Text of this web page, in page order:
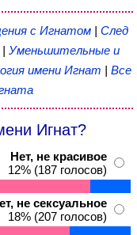
с Игнатом | След
| Уменьшительные и
имени Игнат | Все
Игнат?
Нет, не красивое
12% (187 голосов)
не сексуальное
18% (207 голосов)